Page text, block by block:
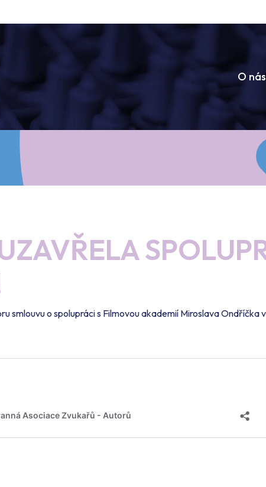
O nás
smlouvu o spolupráci s Filmovou akademií Miroslava Ondříčka